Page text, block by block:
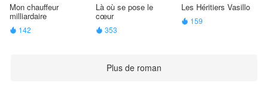
Mon chauffeur
milliardaire
 142
Là où se pose le
cœur
 353
Les Héritiers Vasillo
 159
Plus de roman